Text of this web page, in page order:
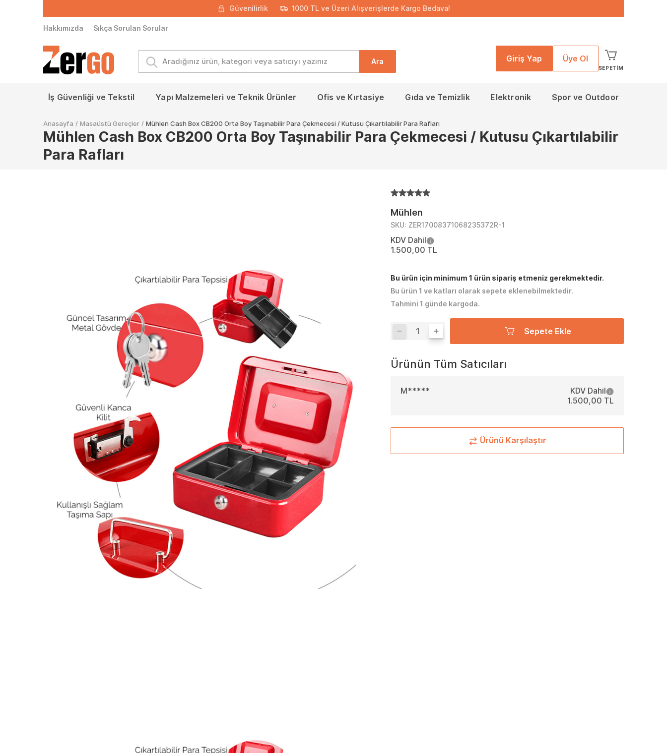
Güvenilirlik 1000 TL ve Üzeri Alışverişlerde Kargo Bedava!
Hakkımızda Sıkça Sorulan Sorular
Ara Giriş Yap Üye Ol
SEPETIM
İş Güvenliği ve Tekstil Yapı Malzemeleri ve Teknik Ürünler Ofis ve Kırtasiye Gıda ve Temizlik Elektronik Spor ve Outdoor
Anasayfa / Masaüstü Gereçler / Mühlen Cash Box CB200 Orta Boy Taşınabilir Para Çekmecesi / Kutusu Çıkartılabilir Para Rafları
Mühlen Cash Box CB200 Orta Boy Taşınabilir Para Çekmecesi / Kutusu Çıkartılabilir
Para Rafları
Mühlen
SKU: ZER17008371068235372R-1
KDV Dahil
1.500,00 TL
Bu ürün için minimum 1 ürün sipariş etmeniz gerekmektedir.
Bu ürün 1 ve katları olarak sepete eklenebilmektedir.
Tahmini 1 günde kargoda.
Sepete Ekle
Ürünün Tüm Satıcıları
M*****
KDV Dahil
1.500,00 TL
Ürünü Karşılaştır